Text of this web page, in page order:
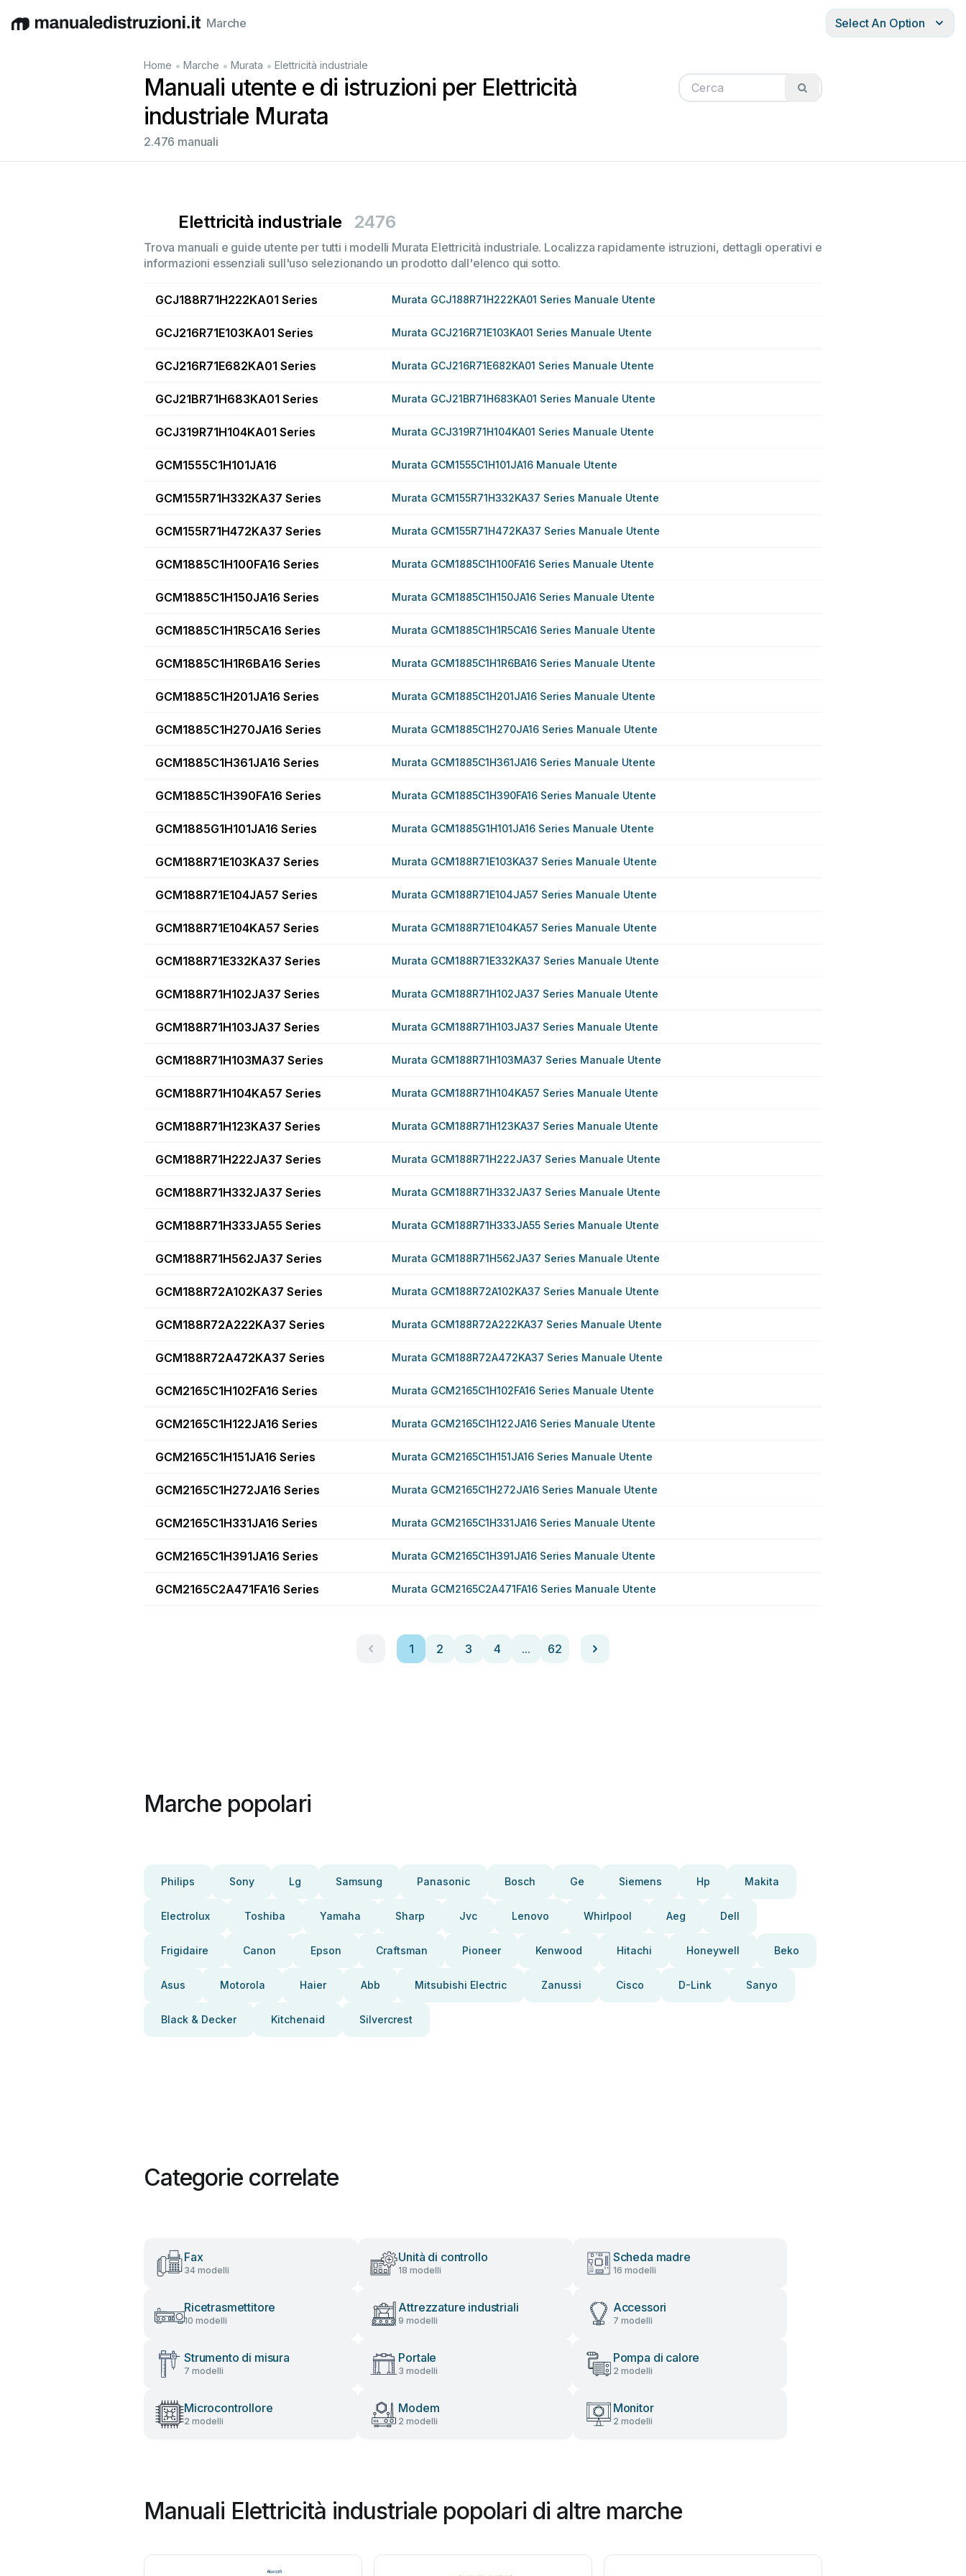
EnglishDeutschEspañol Italiano Français
Marche Select An Option
Home • Marche • Murata • Elettricità industriale
Manuali utente e di istruzioni per Elettricità
industriale Murata
2.476 manuali
Elettricità industriale 2476
Trova manuali e guide utente per tutti i modelli Murata Elettricità industriale. Localizza rapidamente istruzioni, dettagli operativi e
informazioni essenziali sull'uso selezionando un prodotto dall'elenco qui sotto.
GCJ188R71H222KA01 Series Murata GCJ188R71H222KA01 Series Manuale Utente
GCJ216R71E103KA01 Series Murata GCJ216R71E103KA01 Series Manuale Utente
GCJ216R71E682KA01 Series Murata GCJ216R71E682KA01 Series Manuale Utente
GCJ21BR71H683KA01 Series Murata GCJ21BR71H683KA01 Series Manuale Utente
GCJ319R71H104KA01 Series Murata GCJ319R71H104KA01 Series Manuale Utente
GCM1555C1H101JA16 Murata GCM1555C1H101JA16 Manuale Utente
GCM155R71H332KA37 Series Murata GCM155R71H332KA37 Series Manuale Utente
GCM155R71H472KA37 Series Murata GCM155R71H472KA37 Series Manuale Utente
GCM1885C1H100FA16 Series Murata GCM1885C1H100FA16 Series Manuale Utente
GCM1885C1H150JA16 Series Murata GCM1885C1H150JA16 Series Manuale Utente
GCM1885C1H1R5CA16 Series Murata GCM1885C1H1R5CA16 Series Manuale Utente
GCM1885C1H1R6BA16 Series Murata GCM1885C1H1R6BA16 Series Manuale Utente
GCM1885C1H201JA16 Series Murata GCM1885C1H201JA16 Series Manuale Utente
GCM1885C1H270JA16 Series Murata GCM1885C1H270JA16 Series Manuale Utente
GCM1885C1H361JA16 Series Murata GCM1885C1H361JA16 Series Manuale Utente
GCM1885C1H390FA16 Series Murata GCM1885C1H390FA16 Series Manuale Utente
GCM1885G1H101JA16 Series Murata GCM1885G1H101JA16 Series Manuale Utente
GCM188R71E103KA37 Series Murata GCM188R71E103KA37 Series Manuale Utente
GCM188R71E104JA57 Series Murata GCM188R71E104JA57 Series Manuale Utente
GCM188R71E104KA57 Series Murata GCM188R71E104KA57 Series Manuale Utente
GCM188R71E332KA37 Series Murata GCM188R71E332KA37 Series Manuale Utente
GCM188R71H102JA37 Series Murata GCM188R71H102JA37 Series Manuale Utente
GCM188R71H103JA37 Series Murata GCM188R71H103JA37 Series Manuale Utente
GCM188R71H103MA37 Series Murata GCM188R71H103MA37 Series Manuale Utente
GCM188R71H104KA57 Series Murata GCM188R71H104KA57 Series Manuale Utente
GCM188R71H123KA37 Series Murata GCM188R71H123KA37 Series Manuale Utente
GCM188R71H222JA37 Series Murata GCM188R71H222JA37 Series Manuale Utente
GCM188R71H332JA37 Series Murata GCM188R71H332JA37 Series Manuale Utente
GCM188R71H333JA55 Series Murata GCM188R71H333JA55 Series Manuale Utente
GCM188R71H562JA37 Series Murata GCM188R71H562JA37 Series Manuale Utente
GCM188R72A102KA37 Series Murata GCM188R72A102KA37 Series Manuale Utente
GCM188R72A222KA37 Series Murata GCM188R72A222KA37 Series Manuale Utente
GCM188R72A472KA37 Series Murata GCM188R72A472KA37 Series Manuale Utente
GCM2165C1H102FA16 Series Murata GCM2165C1H102FA16 Series Manuale Utente
GCM2165C1H122JA16 Series Murata GCM2165C1H122JA16 Series Manuale Utente
GCM2165C1H151JA16 Series Murata GCM2165C1H151JA16 Series Manuale Utente
GCM2165C1H272JA16 Series Murata GCM2165C1H272JA16 Series Manuale Utente
GCM2165C1H331JA16 Series Murata GCM2165C1H331JA16 Series Manuale Utente
GCM2165C1H391JA16 Series Murata GCM2165C1H391JA16 Series Manuale Utente
GCM2165C2A471FA16 Series Murata GCM2165C2A471FA16 Series Manuale Utente
1 2 3 4 ... 62
Marche popolari
Philips Sony Lg Samsung Panasonic Bosch Ge Siemens Hp Makita
Electrolux Toshiba Yamaha Sharp Jvc Lenovo Whirlpool Aeg Dell
Frigidaire Canon Epson Craftsman Pioneer Kenwood Hitachi Honeywell Beko
Asus Motorola Haier Abb Mitsubishi Electric Zanussi Cisco D-Link Sanyo
Black & Decker Kitchenaid Silvercrest
Categorie correlate
Fax
34 modelli
Unità di controllo
18 modelli
Scheda madre
16 modelli
Ricetrasmettitore
10 modelli
Attrezzature industriali
9 modelli
Accessori
7 modelli
Strumento di misura
7 modelli
Portale
3 modelli
Pompa di calore
2 modelli
Microcontrollore
2 modelli
Modem
2 modelli
Monitor
2 modelli
Manuali Elettricità industriale popolari di altre marche